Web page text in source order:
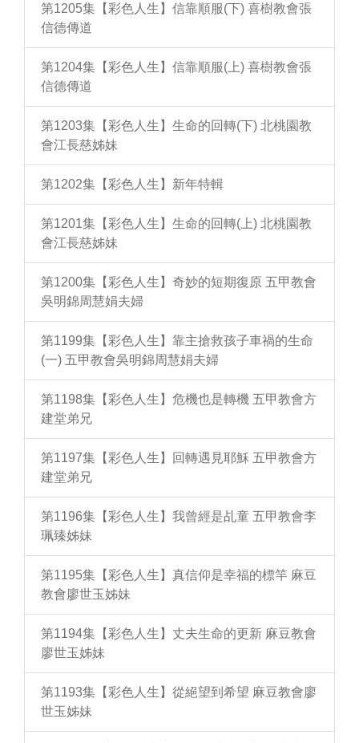
第1205集【彩色人生】信靠順服(下) 喜樹教會張
信德傳道
第1204集【彩色人生】信靠順服(上) 喜樹教會張
信德傳道
第1203集【彩色人生】生命的回轉(下) 北桃園教
會江長慈姊妹
第1202集【彩色人生】新年特輯
第1201集【彩色人生】生命的回轉(上) 北桃園教
會江長慈姊妹
第1200集【彩色人生】奇妙的短期復原 五甲教會
吳明錦周慧娟夫婦
第1199集【彩色人生】靠主搶救孩子車禍的生命
(一) 五甲教會吳明錦周慧娟夫婦
第1198集【彩色人生】危機也是轉機 五甲教會方
建堂弟兄
第1197集【彩色人生】回轉遇見耶穌 五甲教會方
建堂弟兄
第1196集【彩色人生】我曾經是乩童 五甲教會李
珮臻姊妹
第1195集【彩色人生】真信仰是幸福的標竿 麻豆
教會廖世玉姊妹
第1194集【彩色人生】丈夫生命的更新 麻豆教會
廖世玉姊妹
第1193集【彩色人生】從絕望到希望 麻豆教會廖
世玉姊妹